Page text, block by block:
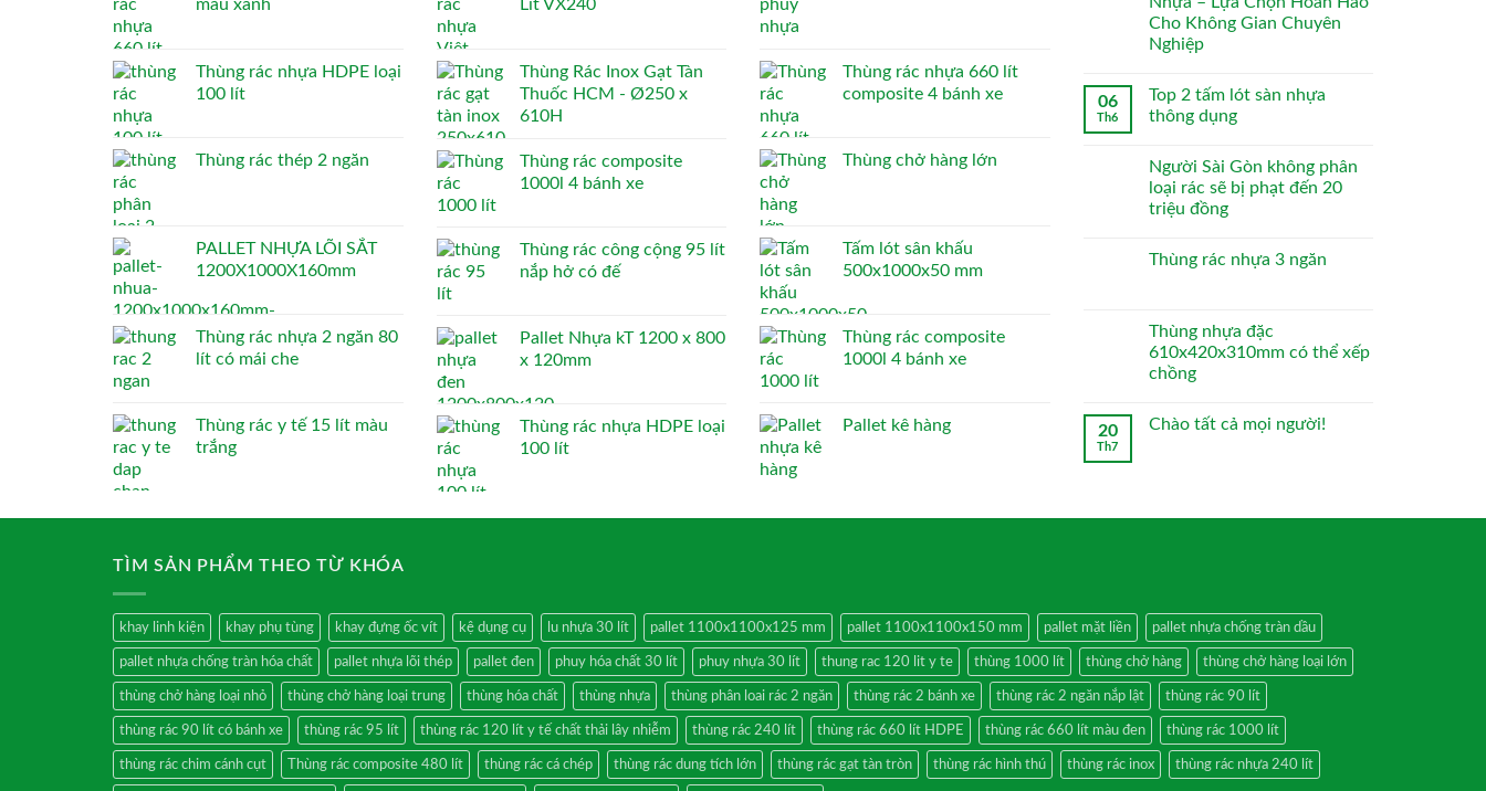
màu xanh
Thùng rác nhựa HDPE loại
100 lít
Thùng rác thép 2 ngăn
PALLET NHỰA LÕI SẮT
1200X1000X160mm
Thùng rác nhựa 2 ngăn 80
lít có mái che
Thùng rác y tế 15 lít màu
trắng
Lít VX240
Thùng Rác Inox Gạt Tàn
Thuốc HCM - Ø250 x
610H
Thùng rác composite
1000l 4 bánh xe
Thùng rác công cộng 95 lít
nắp hở có đế
Pallet Nhựa kT 1200 x 800
x 120mm
Thùng rác nhựa HDPE loại
100 lít
Thùng rác nhựa 660 lít
composite 4 bánh xe
Thùng chở hàng lớn
Tấm lót sân khấu
500x1000x50 mm
Thùng rác composite
1000l 4 bánh xe
Pallet kê hàng
Cho Không Gian Chuyên
Nghiệp
06
Th6
Top 2 tấm lót sàn nhựa
thông dụng
Người Sài Gòn không phân
loại rác sẽ bị phạt đến 20
triệu đồng
Thùng rác nhựa 3 ngăn
Thùng nhựa đặc
610x420x310mm có thể xếp
chồng
20
Th7
Chào tất cả mọi người!
TÌM SẢN PHẨM THEO TỪ KHÓA
khay linh kiện khay phụ tùng khay đựng ốc vít kệ dụng cụ lu nhựa 30 lít pallet 1100x1100x125 mm pallet 1100x1100x150 mm pallet mặt liền pallet nhựa chống tràn dầu
pallet nhựa chống tràn hóa chất pallet nhựa lõi thép pallet đen phuy hóa chất 30 lít phuy nhựa 30 lít thung rac 120 lit y te thùng 1000 lít thùng chở hàng thùng chở hàng loại lớn
thùng chở hàng loại nhỏ thùng chở hàng loại trung thùng hóa chất thùng nhựa thùng phân loai rác 2 ngăn thùng rác 2 bánh xe thùng rác 2 ngăn nắp lật thùng rác 90 lít
thùng rác 90 lít có bánh xe thùng rác 95 lít thùng rác 120 lít y tế chất thải lây nhiễm thùng rác 240 lít thùng rác 660 lít HDPE thùng rác 660 lít màu đen thùng rác 1000 lít
thùng rác chim cánh cụt Thùng rác composite 480 lít thùng rác cá chép thùng rác dung tích lớn thùng rác gạt tàn tròn thùng rác hình thú thùng rác inox thùng rác nhựa 240 lít